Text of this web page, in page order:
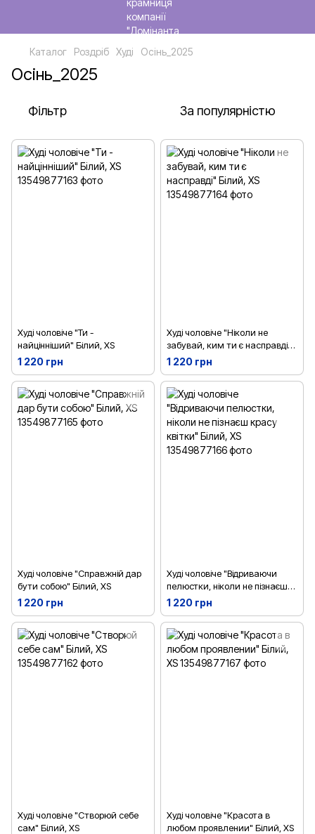
Каталог Роздріб Худі Осінь_2025
Осінь_2025
Фільтр За популярністю
Худі чоловіче "Ти -
найцінніший" Білий, XS
1 220 грн
Худі чоловіче "Ніколи не
забувай, ким ти є насправді"
Білий, XS
1 220 грн
Худі чоловіче "Справжній дар
бути собою" Білий, XS
1 220 грн
Худі чоловіче "Відриваючи
пелюстки, ніколи не пізнаєш
красу квітки" Білий, XS
1 220 грн
Худі чоловіче "Створюй себе
сам" Білий, XS
Худі чоловіче "Красота в
любом проявлении" Білий, XS